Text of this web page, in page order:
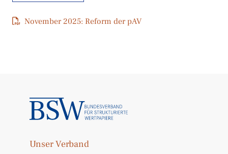
November 2025: Reform der pAV
Unser Verband